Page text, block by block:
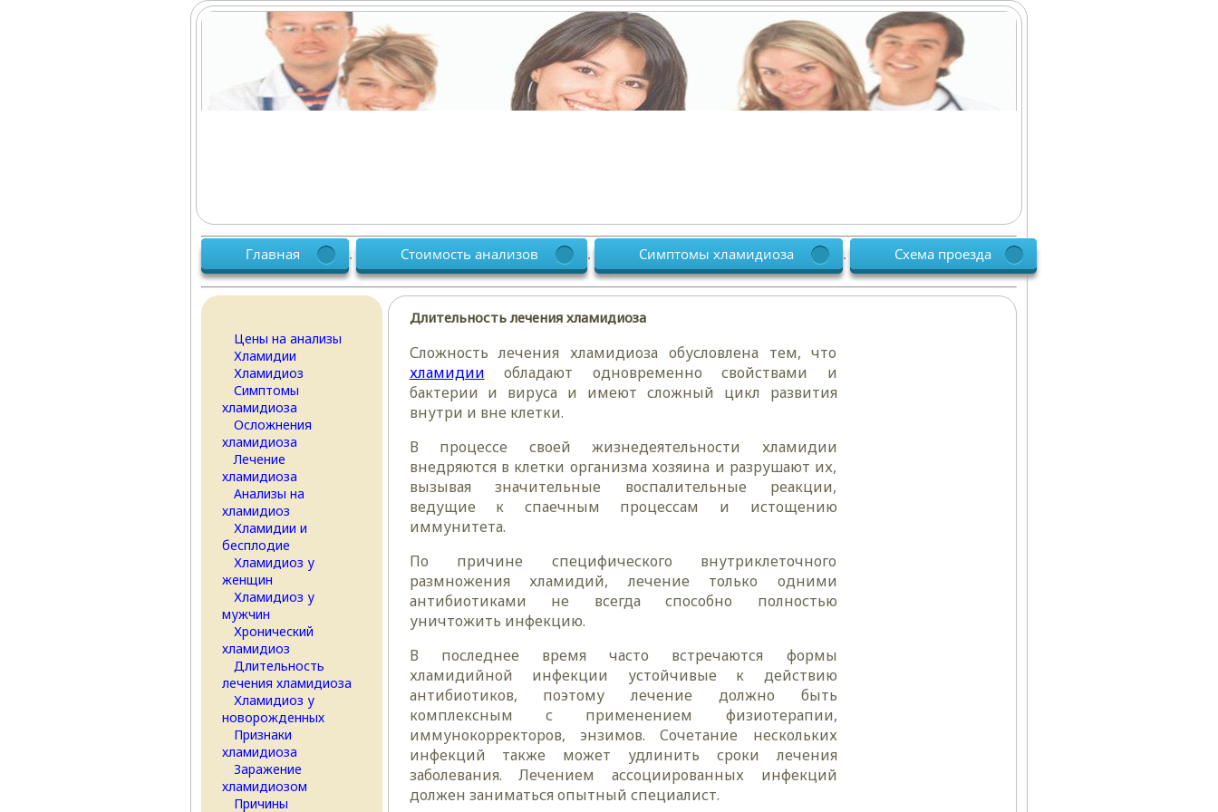
Главная . Стоимость анализов . Симптомы хламидиоза . Схема проезда
.
Цены на анализы
Хламидии
Хламидиоз
Симптомы
хламидиоза
Осложнения
хламидиоза
Лечение
хламидиоза
Анализы на
хламидиоз
Хламидии и
бесплодие
Хламидиоз у
женщин
Хламидиоз у
мужчин
Хронический
хламидиоз
Длительность
лечения хламидиоза
Хламидиоз у
новорожденных
Признаки
хламидиоза
Заражение
хламидиозом
Причины
Длительность лечения хламидиоза
Сложность лечения хламидиоза обусловлена тем, что
хламидии обладают одновременно свойствами и
бактерии и вируса и имеют сложный цикл развития
внутри и вне клетки.
В процессе своей жизнедеятельности хламидии
внедряются в клетки организма хозяина и разрушают их,
вызывая значительные воспалительные реакции,
ведущие к спаечным процессам и истощению
иммунитета.
По причине специфического внутриклеточного
размножения хламидий, лечение только одними
антибиотиками не всегда способно полностью
уничтожить инфекцию.
В последнее время часто встречаются формы
хламидийной инфекции устойчивые к действию
антибиотиков, поэтому лечение должно быть
комплексным с применением физиотерапии,
иммунокорректоров, энзимов. Сочетание нескольких
инфекций также может удлинить сроки лечения
заболевания. Лечением ассоциированных инфекций
должен заниматься опытный специалист.